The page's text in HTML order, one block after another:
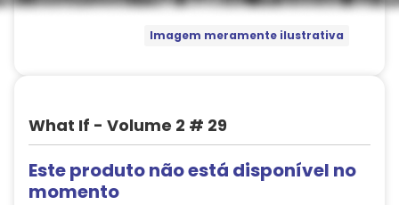
Imagem meramente ilustrativa
What If - Volume 2 # 29
Este produto não está disponível no
momento